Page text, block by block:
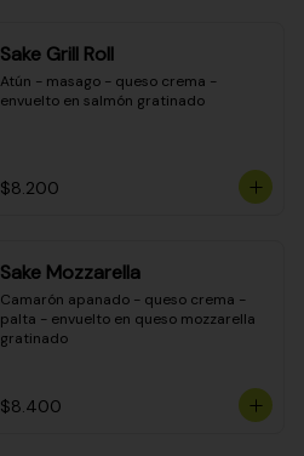
Sake Grill Roll
Atún - masago - queso crema -
envuelto en salmón gratinado
$8.200
Sake Mozzarella
Camarón apanado - queso crema -
palta - envuelto en queso mozzarella
gratinado
$8.400